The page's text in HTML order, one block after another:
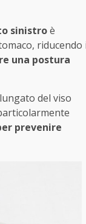
sinistroè
riducendo
una postura
del viso
prevenire